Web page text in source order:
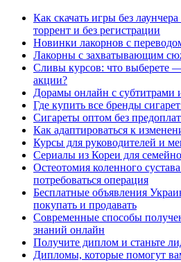
Как скачать игры без
торрент и без регистрации
Новинки лакорнов с
Лакорны с захватывающим
Сливы курсов: что выберете
акции?
Дорамы онлайн с субтитрами
Где купить все бренды
Сигареты оптом без
Как адаптироваться к
Курсы для руководителей и
Сериалы из Кореи для
Остеотомия коленного
потребоваться операция
Бесплатные объявления
покупать и продавать
Современные способы
знаний онлайн
Получите диплом и станьте
Дипломы, которые помогут